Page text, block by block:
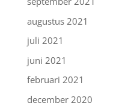
augustus 2021
juli 2021
juni 2021
februari 2021
december 2020